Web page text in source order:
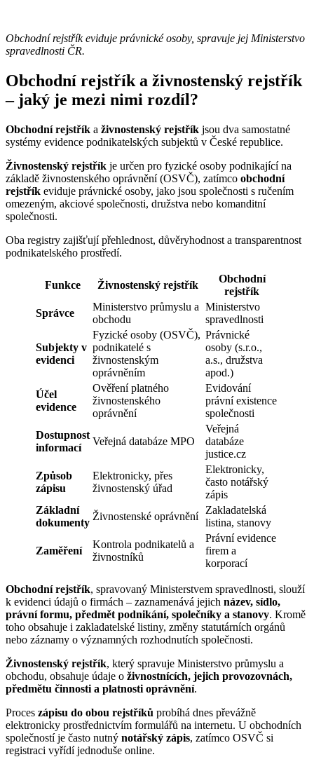
Obchodní rejstřík eviduje právnické osoby, spravuje jej Ministerstvo
spravedlnosti ČR.
Obchodní rejstřík a živnostenský rejstřík
– jaký je mezi nimi rozdíl?
Obchodní rejstřík a živnostenský rejstřík jsou dva samostatné
systémy evidence podnikatelských subjektů v České republice.
Živnostenský rejstřík je určen pro fyzické osoby podnikající na
základě živnostenského oprávnění (OSVČ), zatímco obchodní
rejstřík eviduje právnické osoby, jako jsou společnosti s ručením
omezeným, akciové společnosti, družstva nebo komanditní
společnosti.
Oba registry zajišťují přehlednost, důvěryhodnost a transparentnost
podnikatelského prostředí.
Funkce Živnostenský rejstřík
Obchodní
rejstřík
Správce
Ministerstvo průmyslu a
obchodu
Ministerstvo
spravedlnosti
Subjekty v
evidenci
Fyzické osoby (OSVČ),
podnikatelé s
živnostenským
oprávněním
Právnické
osoby (s.r.o.,
a.s., družstva
apod.)
Účel
evidence
Ověření platného
živnostenského
oprávnění
Evidování
právní existence
společnosti
Dostupnost
informací
Veřejná databáze MPO
Veřejná
databáze
justice.cz
Způsob
zápisu
Elektronicky, přes
živnostenský úřad
Elektronicky,
často notářský
zápis
Základní
dokumenty
Živnostenské oprávnění
Zakladatelská
listina, stanovy
Zaměření
Kontrola podnikatelů a
živnostníků
Právní evidence
firem a
korporací
Obchodní rejstřík, spravovaný Ministerstvem spravedlnosti, slouží
k evidenci údajů o firmách – zaznamenává jejich název, sídlo,
právní formu, předmět podnikání, společníky a stanovy. Kromě
toho obsahuje i zakladatelské listiny, změny statutárních orgánů
nebo záznamy o významných rozhodnutích společnosti.
Živnostenský rejstřík, který spravuje Ministerstvo průmyslu a
obchodu, obsahuje údaje o živnostnících, jejich provozovnách,
předmětu činnosti a platnosti oprávnění.
Proces zápisu do obou rejstříků probíhá dnes převážně
elektronicky prostřednictvím formulářů na internetu. U obchodních
společností je často nutný notářský zápis, zatímco OSVČ si
registraci vyřídí jednoduše online.